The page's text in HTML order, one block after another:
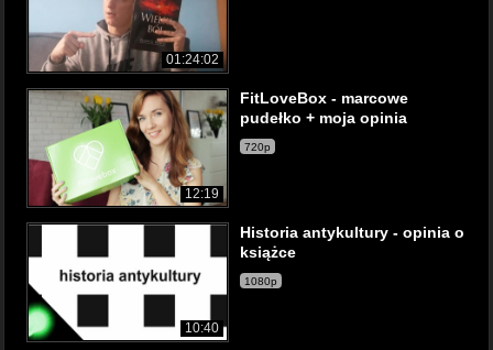
01:24:02
12:19
FitLoveBox - marcowe
pudełko + moja opinia
720p
10:40
Historia antykultury - opinia o
książce
1080p